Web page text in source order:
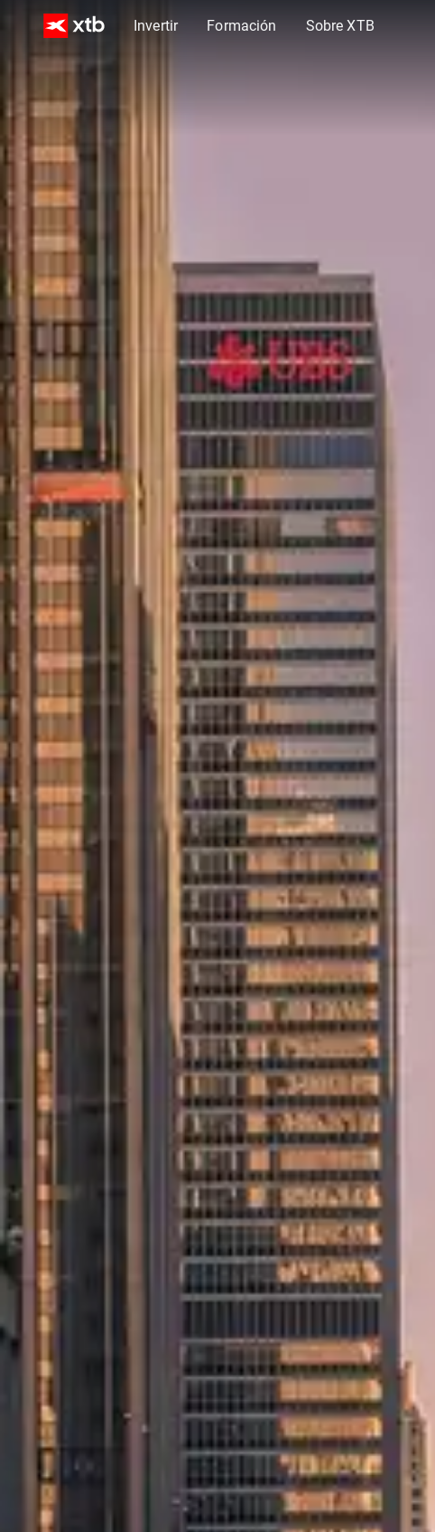
Invertir Formación Sobre XTB